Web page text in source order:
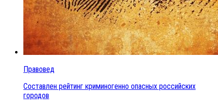
Правовед
Составлен рейтинг криминогенно опасных российских
городов